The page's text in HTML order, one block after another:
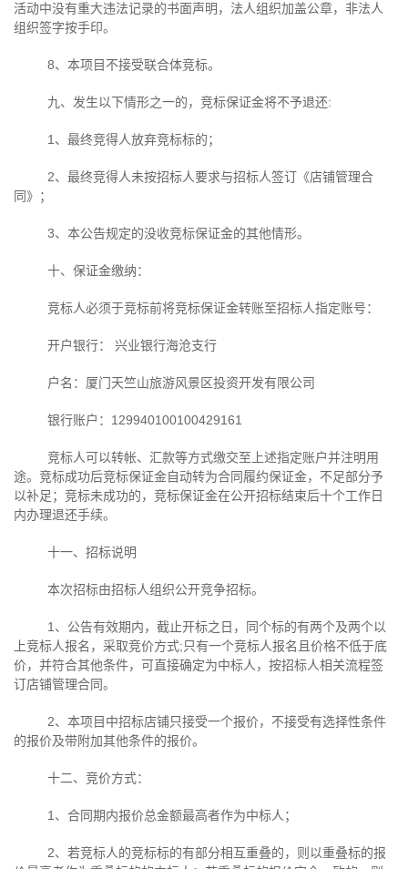
活动中没有重大违法记录的书面声明，法人组织加盖公章，非法人
组织签字按手印。
8、本项目不接受联合体竞标。
九、发生以下情形之一的，竞标保证金将不予退还:
1、最终竞得人放弃竞标标的；
2、最终竞得人未按招标人要求与招标人签订《店铺管理合
同》；
3、本公告规定的没收竞标保证金的其他情形。
十、保证金缴纳：
竞标人必须于竞标前将竞标保证金转账至招标人指定账号：
开户银行： 兴业银行海沧支行
户名：厦门天竺山旅游风景区投资开发有限公司
银行账户： 129940100100429161
竞标人可以转帐、汇款等方式缴交至上述指定账户并注明用
途。竞标成功后竞标保证金自动转为合同履约保证金，不足部分予
以补足；竞标未成功的，竞标保证金在公开招标结束后十个工作日
内办理退还手续。
十一、招标说明
本次招标由招标人组织公开竞争招标。
1、公告有效期内，截止开标之日，同个标的有两个及两个以
上竞标人报名，采取竞价方式;只有一个竞标人报名且价格不低于底
价，并符合其他条件，可直接确定为中标人，按招标人相关流程签
订店铺管理合同。
2、本项目中招标店铺只接受一个报价，不接受有选择性条件
的报价及带附加其他条件的报价。
十二、竞价方式：
1、合同期内报价总金额最高者作为中标人；
2、若竞标人的竞标标的有部分相互重叠的，则以重叠标的报